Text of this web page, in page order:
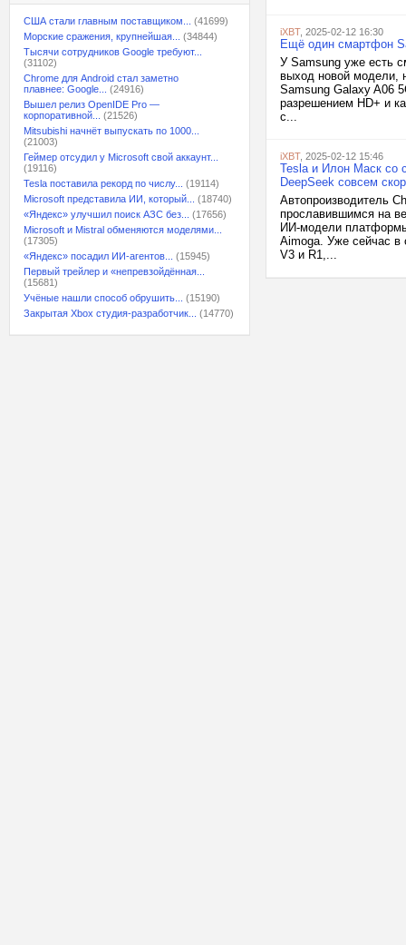
США стали главным поставщиком...
(41699)
Морские сражения, крупнейшая...
(34844)
Тысячи сотрудников Google требуют...
(31102)
Chrome для Android стал заметно
плавнее: Google...
(24916)
Вышел релиз OpenIDE Pro —
корпоративной...
(21526)
Mitsubishi начнёт выпускать по 1000...
(21003)
Геймер отсудил у Microsoft свой аккаунт...
(19116)
Tesla поставила рекорд по числу...
(19114)
Microsoft представила ИИ, который...
(18740)
«Яндекс» улучшил поиск АЗС без...
(17656)
Microsoft и Mistral обменяются моделями...
(17305)
«Яндекс» посадил ИИ-агентов...
(15945)
Первый трейлер и «непревзойдённая...
(15681)
Учёные нашли способ обрушить...
(15190)
Закрытая Xbox студия-разработчик...
(14770)
iXBT, 2025-02-12 16:30
Ещё один смартфон
У Samsung уже есть
выход новой модели,
Samsung Galaxy A06
разрешением HD+ и
с...
iXBT, 2025-02-12 15:46
Tesla и Илон Маск со
DeepSeek совсем
Автопроизводитель
прославившимся на
ИИ-модели платформы
Aimoga. Уже сейчас в
V3 и R1,...